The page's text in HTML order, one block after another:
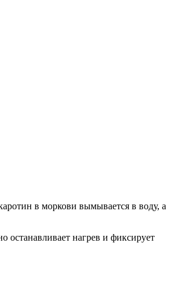
в моркови вымывается в воду, а
нагрев и фиксирует